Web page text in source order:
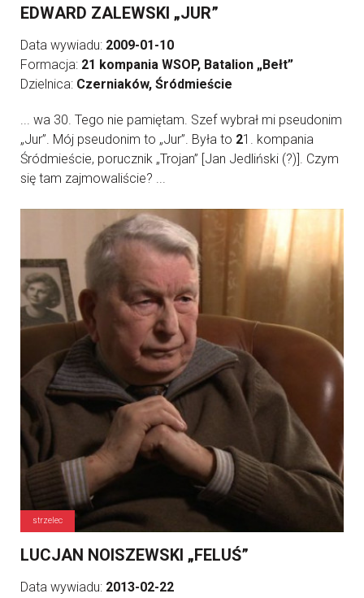
EDWARD ZALEWSKI „JUR”
Data wywiadu: 2009-01-10
Formacja: 21 kompania WSOP, Batalion „Bełt”
Dzielnica: Czerniaków, Śródmieście
... wa 30. Tego nie pamiętam. Szef wybrał mi pseudonim
„Jur”. Mój pseudonim to „Jur”. Była to 21. kompania
Śródmieście, porucznik „Trojan” [Jan Jedliński (?)]. Czym
się tam zajmowaliście? ...
strzelec
LUCJAN NOISZEWSKI „FELUŚ”
Data wywiadu: 2013-02-22